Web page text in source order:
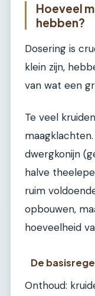
Hoeveel
hebben?
Dosering is
klein zijn,
van wat een
Te veel
dwergkonijn
halve
ruim
opbouwen,
hoeveelheid
De
Onthoud: